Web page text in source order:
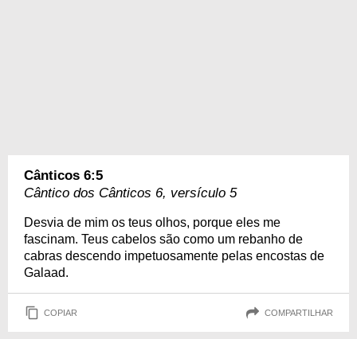
Cânticos 6:5
Cântico dos Cânticos 6, versículo 5
Desvia de mim os teus olhos, porque eles me
fascinam. Teus cabelos são como um rebanho de
cabras descendo impetuosamente pelas encostas de
Galaad.
COPIAR COMPARTILHAR